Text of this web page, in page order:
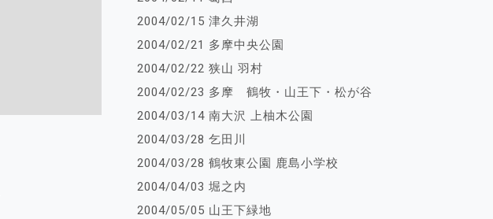
2004/02/15 津久井湖
2004/02/21 多摩中央公園
2004/02/22 狭山 羽村
2004/02/23 多摩 鶴牧・山王下・松が谷
2004/03/14 南大沢 上柚木公園
2004/03/28 乞田川
2004/03/28 鶴牧東公園 鹿島小学校
2004/04/03 堀之内
2004/05/05 山王下緑地